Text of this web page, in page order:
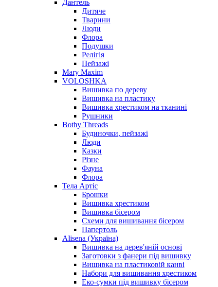
Дантель
Дитяче
Тварини
Люди
Флора
Подушки
Релігія
Пейзажі
Mary Maxim
VOLOSHKA
Вишивка по дереву
Вишивка на пластику
Вишивка хрестиком на тканині
Рушники
Bothy Threads
Будиночки, пейзажі
Люди
Казки
Різне
Фауна
Флора
Тела Артіс
Брошки
Вишивка хрестиком
Вишивка бісером
Схеми для вишивання бісером
Папертоль
Alisena (Україна)
Вишивка на дерев'яній основі
Заготовки з фанери під вишивку
Вишивка на пластиковій канві
Набори для вишивання хрестиком
Еко-сумки під вишивку бісером